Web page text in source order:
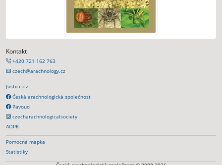
Kontakt
+420 721 162 763
czech@arachnology.cz
Justice.cz
Česká arachnologická společnost
Pavouci
czecharachnologicalsociety
AOPK
Pomocná mapka
Statistiky